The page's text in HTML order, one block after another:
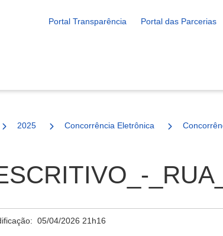
Portal Transparência Portal das Parcerias
2025 Concorrência Eletrônica
05/04/2026 21h16